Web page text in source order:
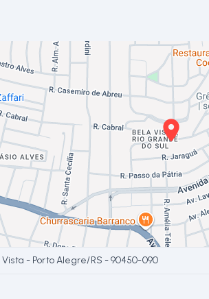
- Porto Alegre/RS - 90450-090